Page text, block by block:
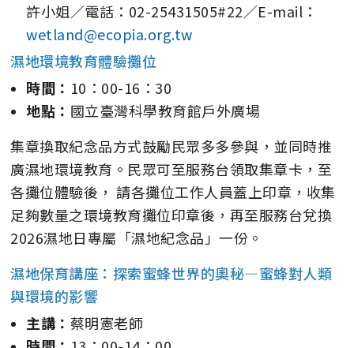
許小姐／電話：02-25431505#22／E-mail：
wetland@ecopia.org.tw
濕地環境教育體驗攤位
時間： 10：00-16：30
地點： 國立臺灣科學教育館戶外廣場
集章換取紀念品方式鼓勵民眾多多參與，並同時推
廣濕地環境教育。民眾可至服務台領取集章卡，至
各攤位體驗後， 請各攤位工作人員蓋上印章，收集
足夠數量之環境教育攤位印章後，再至服務台兌換
2026濕地日專屬「濕地紀念品」一份。
濕地保育講座：探索蜜蜂世界的奧秘—蜜蜂對人類
與環境的影響
主講： 蔡明憲老師